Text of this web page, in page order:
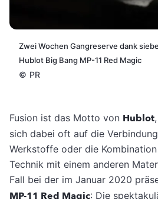
Zwei Wochen Gangreserve dank
Hublot Big Bang MP-11 Red Magic
© PR
Fusion ist das Motto von Hublot
sich dabei oft auf die
Werkstoffe oder die
Technik mit einem anderen
Fall bei der im Januar 2020
MP-11 Red Magic: Die